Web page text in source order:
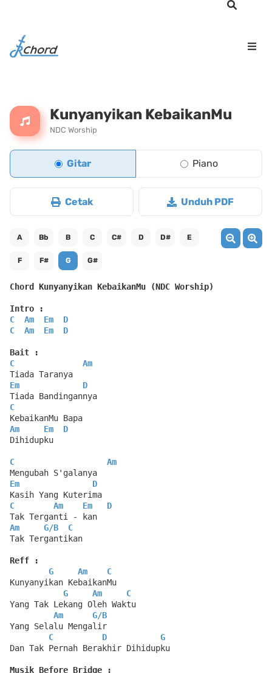
Kunyanyikan KebaikanMu
NDC Worship
Gitar Piano
Cetak Unduh PDF
A Bb B C C# D D# E
F F# G G#
Chord Kunyanyikan KebaikanMu (NDC Worship)
Intro :
C
Am Em
D
C
Am Em D
Bait :
C
Am
Tiada Taranya
Em
D
Tiada Bandingannya
C
KebaikanMu Bapa
Am
Em
D
Dihidupku
C
Am
Mengubah S'galanya
Em
D
Kasih Yang Kuterima
C
Am Em
D
Tak Terganti - kan
Am
G/B
C
Tak Tergantikan
Reff :
G
Am
C
Kunyanyikan KebaikanMu
G
Am
C
Yang Tak Lekang Oleh Waktu
Am
G/B
Yang Selalu Mengalir
C
D
G
Dan Tak Pernah Berakhir Dihidupku
Musik Before Bridge :